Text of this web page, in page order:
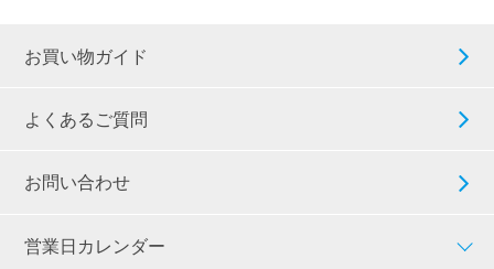
お買い物ガイド
よくあるご質問
お問い合わせ
営業日カレンダー